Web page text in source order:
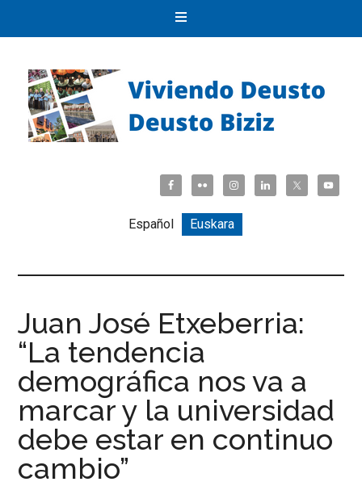
Español Euskara
Juan José Etxeberria:
“La tendencia
demográfica nos va a
marcar y la universidad
debe estar en continuo
cambio”